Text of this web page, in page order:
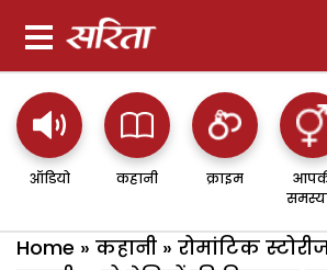
ऑडियो कहानी क्राइम
Home » कहानी » रोमांटिक